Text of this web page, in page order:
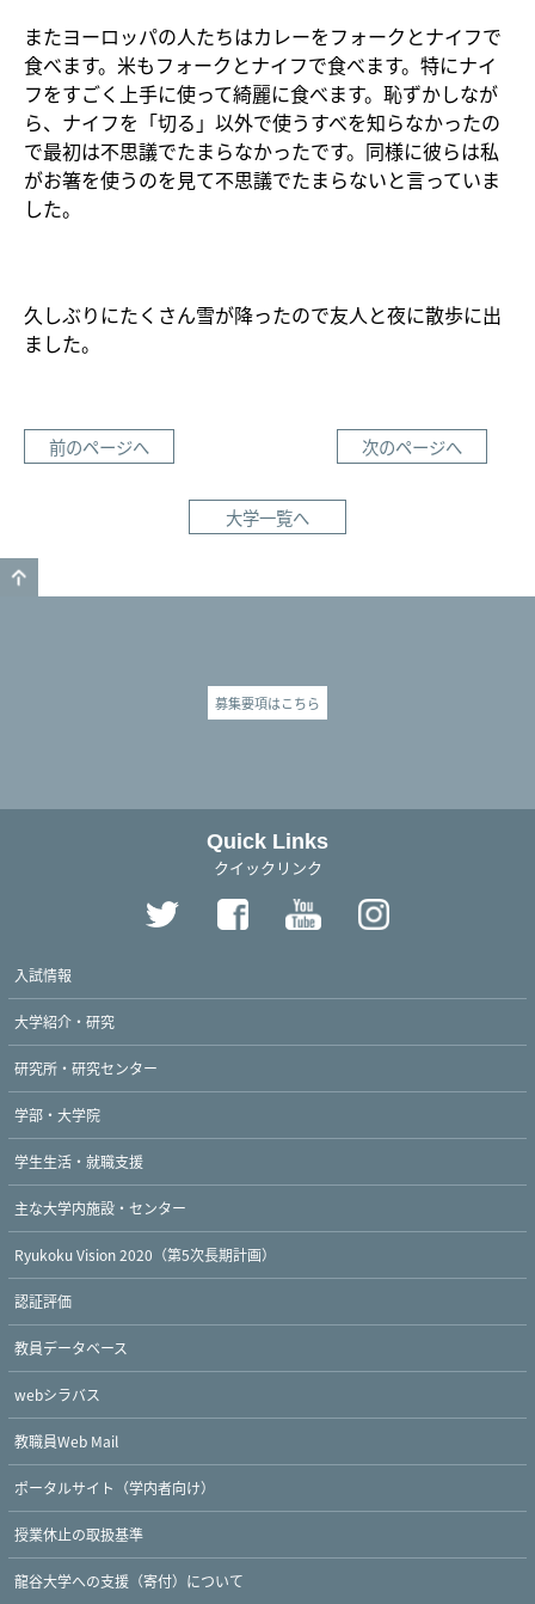
またヨーロッパの人たちはカレーをフォークとナイフで
食べます。米もフォークとナイフで食べます。特にナイ
フをすごく上手に使って綺麗に食べます。恥ずかしなが
ら、ナイフを「切る」以外で使うすべを知らなかったの
で最初は不思議でたまらなかったです。同様に彼らは私
がお箸を使うのを見て不思議でたまらないと言っていま
した。
久しぶりにたくさん雪が降ったので友人と夜に散歩に出
ました。
前のページへ 次のページへ
大学一覧へ
募集要項はこちら
Quick Links
クイックリンク
入試情報
大学紹介・研究
研究所・研究センター
学部・大学院
学生生活・就職支援
主な大学内施設・センター
Ryukoku Vision 2020（第5次長期計画）
認証評価
教員データベース
webシラバス
教職員Web Mail
ポータルサイト（学内者向け）
授業休止の取扱基準
龍谷大学への支援（寄付）について